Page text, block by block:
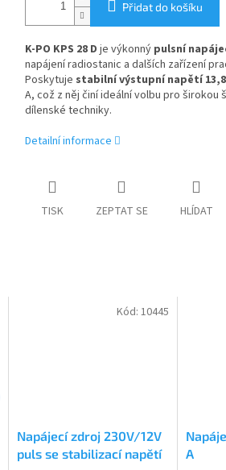
Přidat do košíku
K-PO KPS 28 D je výkonný pulsní
napájení radiostanic a dalších zařízení
Poskytuje stabilní výstupní napětí 13,8
A, což z něj činí ideální volbu pro širokou
dílenské techniky.
Detailní informace
TISK ZEPTAT SE HLÍDAT
Napájecí zdroj 230V/12V
puls se stabilizací napětí
Kód:10445
A